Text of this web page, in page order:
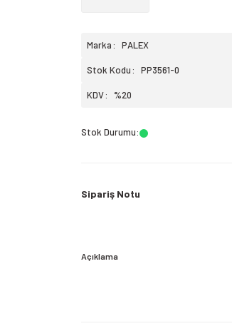
Marka PALEX
Stok Kodu PP3561-0
KDV %20
Stok Durumu:
Sipariş Notu
Açıklama